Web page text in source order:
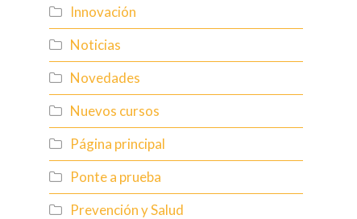
Innovación
Noticias
Novedades
Nuevos cursos
Página principal
Ponte a prueba
Prevención y Salud